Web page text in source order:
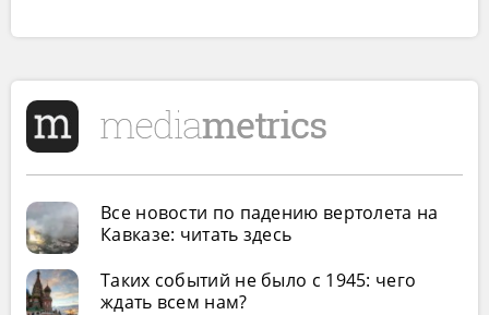
Все новости по падению вертолета на
Кавказе: читать здесь
Таких событий не было с 1945: чего
ждать всем нам?